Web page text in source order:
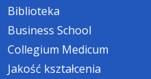
Biblioteka
Business School
Collegium Medicum
Jakość kształcenia